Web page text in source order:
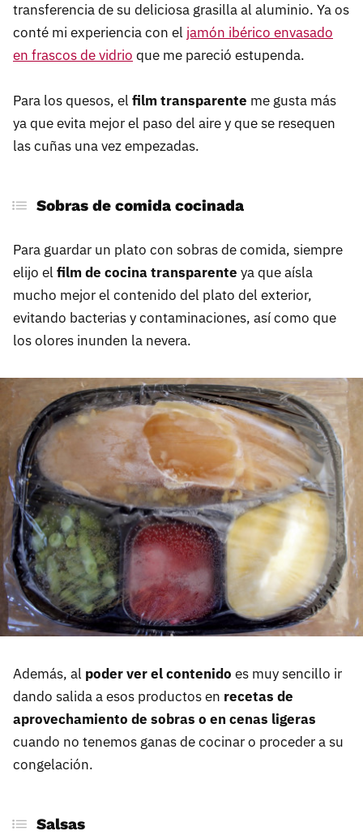
transferencia de su deliciosa grasilla al aluminio. Ya os
conté mi experiencia con el jamón ibérico envasado
en frascos de vidrio que me pareció estupenda.
Para los quesos, el film transparente me gusta más
ya que evita mejor el paso del aire y que se resequen
las cuñas una vez empezadas.
Sobras de comida cocinada
Para guardar un plato con sobras de comida, siempre
elijo el film de cocina transparente ya que aísla
mucho mejor el contenido del plato del exterior,
evitando bacterias y contaminaciones, así como que
los olores inunden la nevera.
Además, al poder ver el contenido es muy sencillo ir
dando salida a esos productos en recetas de
aprovechamiento de sobras o en cenas ligeras
cuando no tenemos ganas de cocinar o proceder a su
congelación.
Salsas